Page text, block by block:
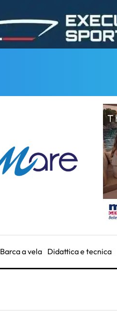
Barca a vela Didattica e tecnica